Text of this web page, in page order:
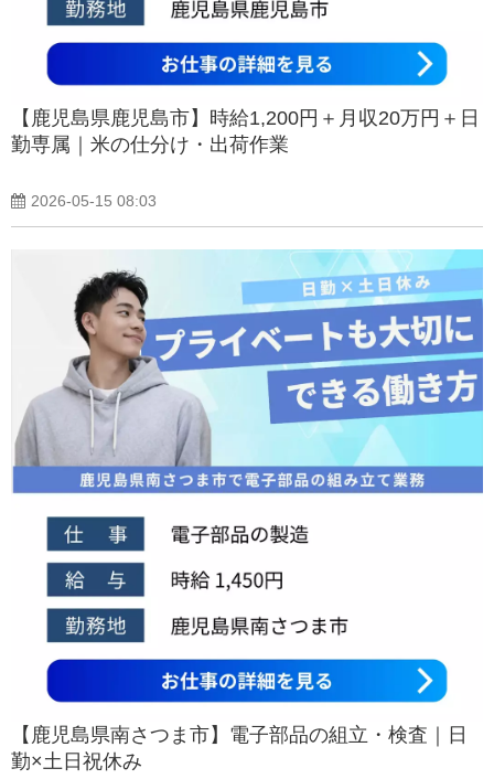
【鹿児島県鹿児島市】時給1,200円＋月収20万円＋日
勤専属｜米の仕分け・出荷作業
2026-05-15 08:03
【鹿児島県南さつま市】電子部品の組立・検査｜日
勤×土日祝休み